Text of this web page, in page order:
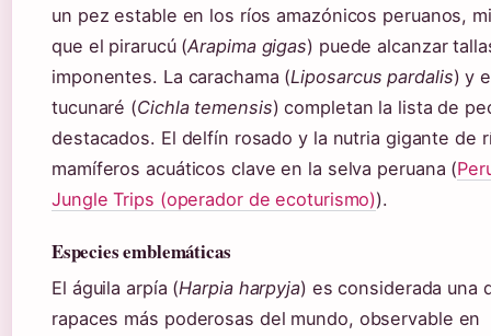
un pez estable en los ríos amazónicos peruanos,
que el pirarucú (Arapima gigas) puede alcanzar
imponentes. La carachama (Liposarcus pardalis) y
tucunaré (Cichla temensis) completan la lista de
destacados. El delfín rosado y la nutria gigante de
mamíferos acuáticos clave en la selva peruana (
Jungle Trips (operador de ecoturismo)).
Especies emblemáticas
El águila arpía (Harpia harpyja) es considerada una
rapaces más poderosas del mundo, observable en